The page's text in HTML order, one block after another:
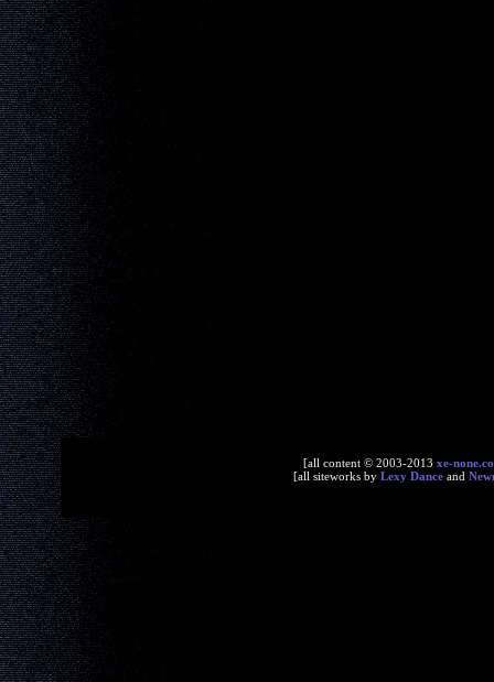
[all content © 2003-2013 xe-
[all siteworks by Lexy Danceand